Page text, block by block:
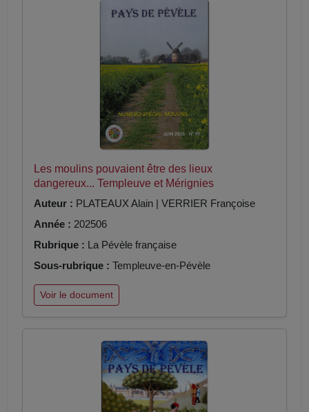
Les moulins pouvaient être des lieux
dangereux... Templeuve et Mérignies
Auteur : PLATEAUX Alain | VERRIER Françoise
Année : 202506
Rubrique : La Pévèle française
Sous-rubrique : Templeuve-en-Pévèle
Voir le document